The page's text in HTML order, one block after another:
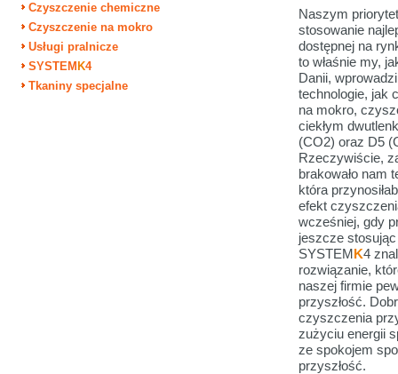
Czyszczenie chemiczne
Czyszczenie na mokro
Usługi pralnicze
SYSTEM K4
Tkaniny specjalne
Naszym
stosowanie
dostępnej na
to właśnie my,
Danii,
technologie, jak
na mokro,
ciekłym
(CO2) oraz D5
Rzeczywiście,
brakowało nam
która
efekt
wcześniej, gdy
jeszcze
SYSTEMK4
rozwiązanie,
naszej firmie
przyszłość.
czyszczenia
zużyciu energii
ze spokojem
przyszłość.